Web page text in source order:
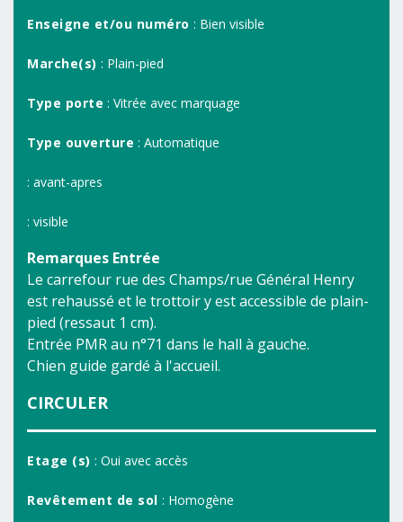
Enseigne et/ou numéro : Bien visible
Marche(s) : Plain-pied
Type porte : Vitrée avec marquage
Type ouverture : Automatique
: avant-apres
: visible
Remarques Entrée
Le carrefour rue des Champs/rue Général Henry
est rehaussé et le trottoir y est accessible de plain-
pied (ressaut 1 cm).
Entrée PMR au n°71 dans le hall à gauche.
Chien guide gardé à l'accueil.
CIRCULER
Etage (s) : Oui avec accès
Revêtement de sol : Homogène